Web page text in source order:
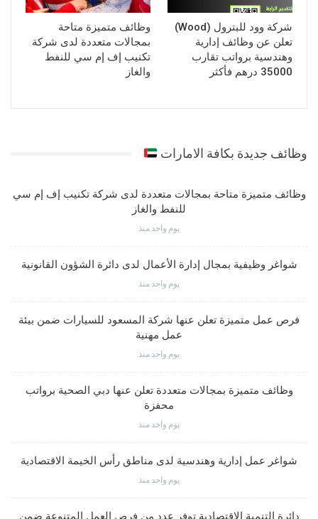
شركة وود للبترول (Wood)
تعلن عن وظائف إدارية
وهندسية برواتب تقارب
35000 درهم فأكثر
وظائف متميزة متاحة
بمجالات متعددة لدى شركة
تكنيب إف إم سي للنفط
والغاز
وظائف جديدة بكافة الامارات
وظائف متميزة متاحة بمجالات متعددة لدى شركة تكنيب إف إم سي
للنفط والغاز
يوم واحد منذ
شواغر وظيفية بمجال إدارة الأعمال لدى دائرة الشؤون القانونية
يوم واحد منذ
فرص عمل متميزة تعلن عنها شركة المسعود للسيارات ضمن بيئة
عمل مهنية
يوم واحد منذ
وظائف متميزة بمجالات متعددة تعلن عنها دبي الصحية برواتب
محفزة
يوم واحد منذ
شواغر عمل إدارية وهندسية لدى مناطق رأس الخيمة الاقتصادية
يوم واحد منذ
دائرة التنمية الاقتصادية توفر عدد من فرص العمل المتنوعة ضمن